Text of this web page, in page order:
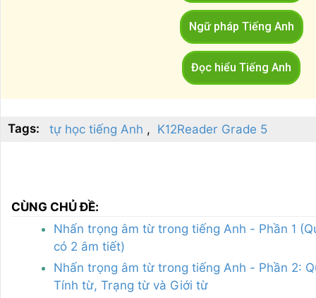
Ngữ pháp Tiếng Anh
Đọc hiểu Tiếng Anh
Tags: tự học tiếng Anh K12Reader Grade 5
CÙNG CHỦ ĐỀ:
Nhấn trọng âm từ trong tiếng Anh - Phần 1
có 2 âm tiết)
Nhấn trọng âm từ trong tiếng Anh - Phần 2:
Tính từ, Trạng từ và Giới từ